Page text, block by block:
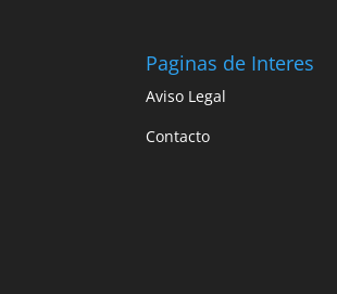
Paginas de Interes
Aviso Legal
Contacto